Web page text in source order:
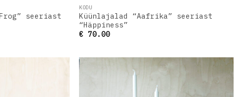
seeriast
KODU
Küünlajalad “Aafrika” seeriast
“Häppiness”
€ 70.00